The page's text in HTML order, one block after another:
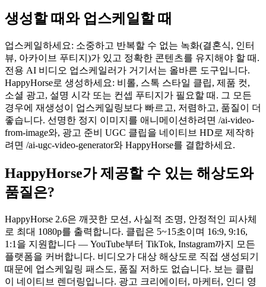
생성할 때와 업스케일할 때
업스케일하세요: 소중하고 반복할 수 없는 녹화(결혼식, 인터
뷰, 아카이브 푸티지)가 있고 정확한 콘텐츠를 유지해야 할 때.
전용 AI 비디오 업스케일러가 거기서는 올바른 도구입니다.
HappyHorse로 생성하세요: 비롤, 스톡 스타일 클립, 제품 컷,
소셜 광고, 설명 시각 또는 컨셉 푸티지가 필요할 때. 그 모든
경우에 재생성이 업스케일링보다 빠르고, 저렴하고, 품질이 더
좋습니다. 선명한 정지 이미지를 애니메이션하려면 /ai-video-
from-image와, 광고 준비 UGC 클립을 네이티브 HD로 제작하
려면 /ai-ugc-video-generator와 HappyHorse를 결합하세요.
HappyHorse가 제공할 수 있는 해상도와
품질은?
HappyHorse 2.6은 깨끗한 모션, 사실적 조명, 안정적인 피사체
로 최대 1080p를 출력합니다. 클립은 5~15초이며 16:9, 9:16,
1:1을 지원합니다 — YouTube부터 TikTok, Instagram까지 모든
플랫폼을 커버합니다. 비디오가 대상 해상도로 직접 생성되기
때문에 업스케일링 패스도, 품질 저하도 없습니다. 보는 클립
이 네이티브 렌더링입니다. 광고 크리에이터, 마케터, 인디 영